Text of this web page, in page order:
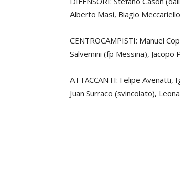
Alberto Masi, Biagio
CENTROCAMPISTI: Manuel
Salvemini (fp Messina), Jacopo
ATTACCANTI: Felipe Avenatti,
Juan Surraco (svincolato),